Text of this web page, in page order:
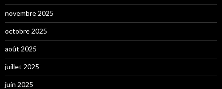
novembre 2025
octobre 2025
août 2025
juillet 2025
juin 2025